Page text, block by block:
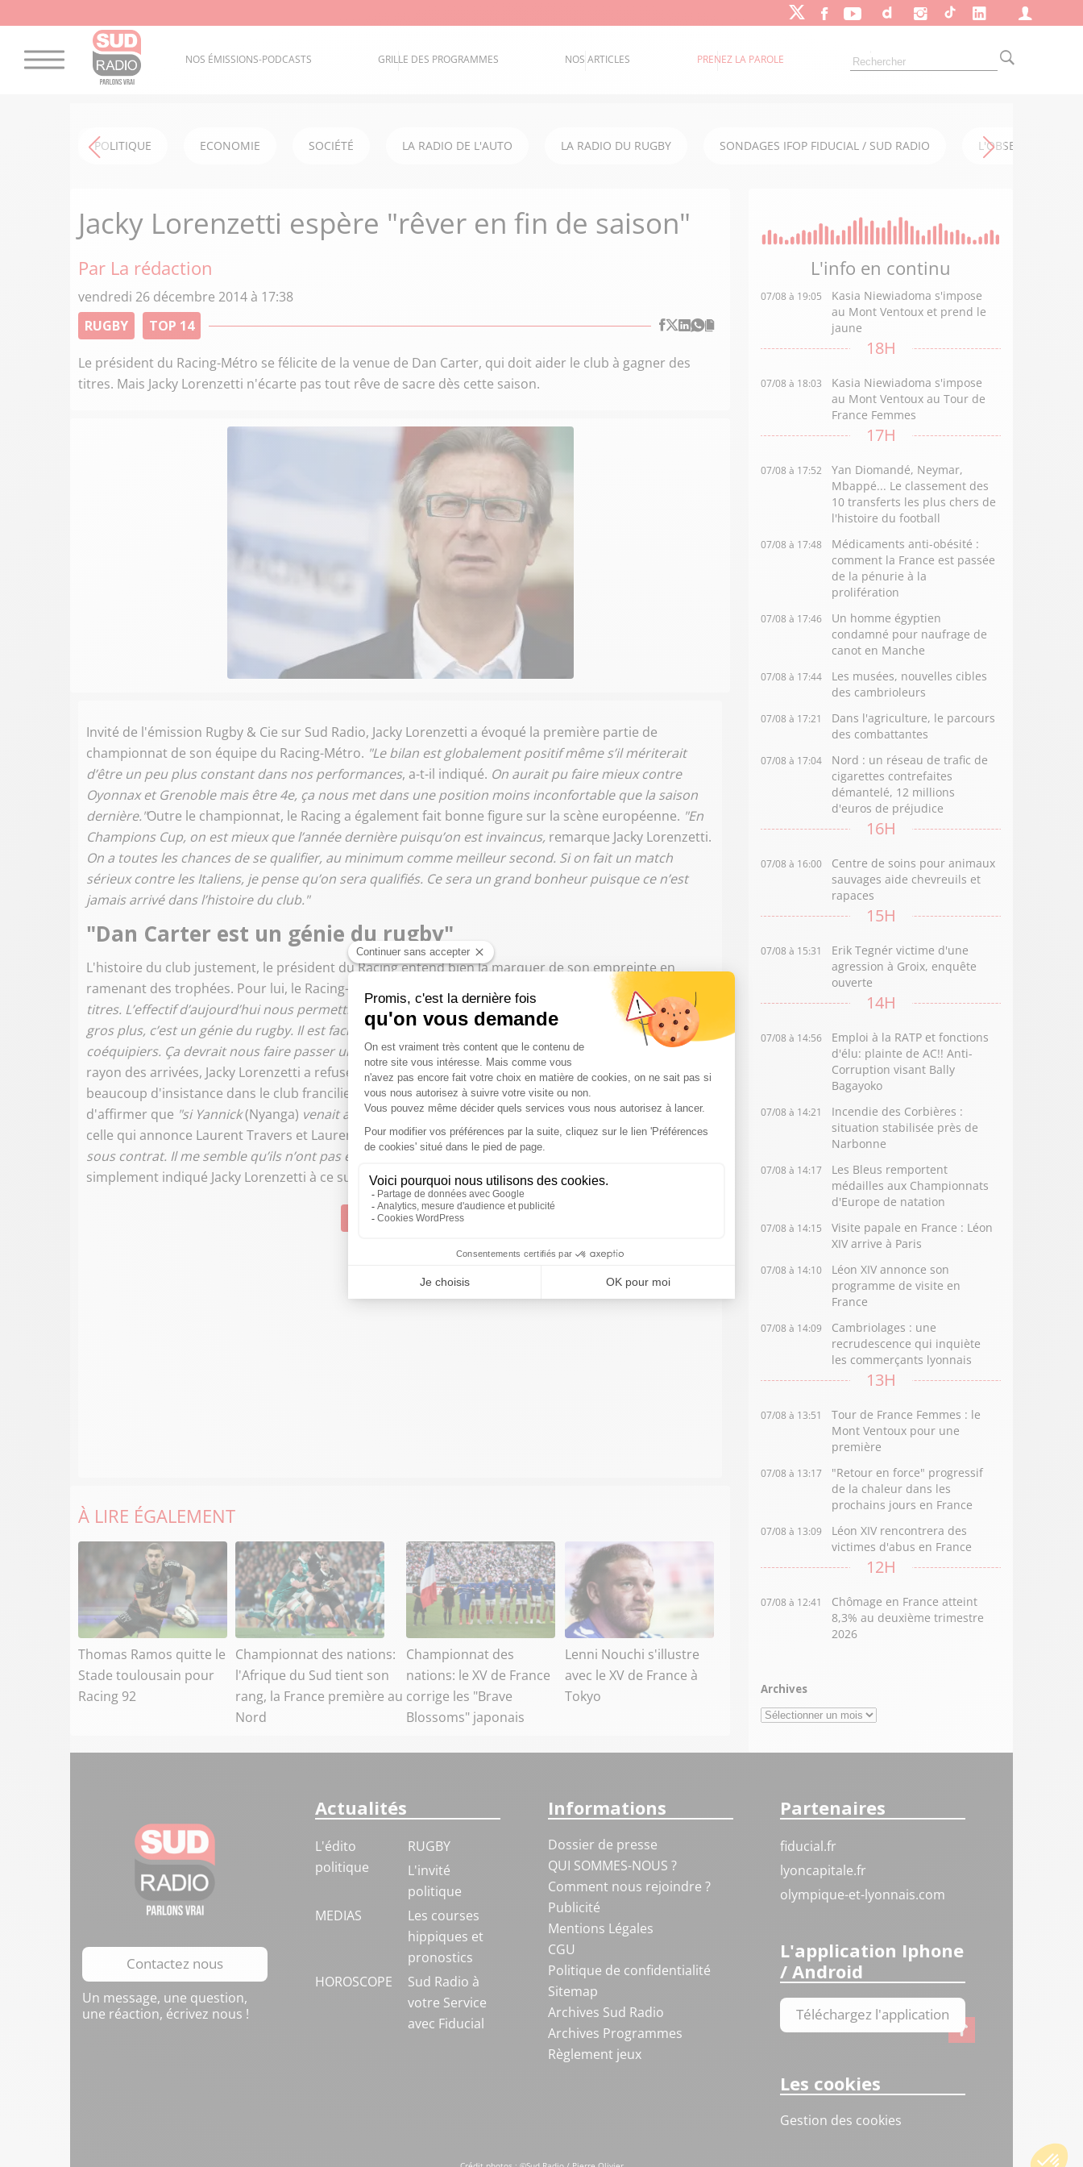
NOS ÉMISSIONS-PODCASTS GRILLE DES PROGRAMMES NOS ARTICLES PRENEZ LA PAROLE
POLITIQUE ECONOMIE SOCIÉTÉ LA RADIO DE L'AUTO LA RADIO DU RUGBY SONDAGES IFOP FIDUCIAL / SUD RADIO L'OBSERVATOIRE
Jacky Lorenzetti espère "rêver en fin de saison"
Par La rédaction
vendredi 26 décembre 2014 à 17:38
RUGBY
TOP 14
Le président du Racing-Métro se félicite de la venue de Dan Carter, qui doit aider le club à gagner des
titres. Mais Jacky Lorenzetti n'écarte pas tout rêve de sacre dès cette saison.
Invité de l'émission Rugby & Cie sur Sud Radio, Jacky Lorenzetti a évoqué la première partie de
championnat de son équipe du Racing-Métro. "Le bilan est globalement positif même s’il mériterait
d’être un peu plus constant dans nos performances, a-t-il indiqué. On aurait pu faire mieux contre
Oyonnax et Grenoble mais être 4e, ça nous met dans une position moins inconfortable que la saison
dernière."Outre le championnat, le Racing a également fait bonne figure sur la scène européenne. "En
Champions Cup, on est mieux que l’année dernière puisqu’on est invaincus, remarque Jacky Lorenzetti.
On a toutes les chances de se qualifier, au minimum comme meilleur second. Si on fait un match
sérieux contre les Italiens, je pense qu’on sera qualifiés. Ce sera un grand bonheur puisque ce n’est
jamais arrivé dans l’histoire du club."
"Dan Carter est un génie du rugby"
L'histoire du club justement, le président du Racing entend bien la marquer de son empreinte en
ramenant des trophées. Pour lui, le Racing-Métro redeviendra un grand club
"quand il gagnera des
titres. L’effectif d’aujourd’hui nous permettra peut-être de rêver en fin de saison. Mais Carter est un
gros plus, c’est un génie du rugby. Il est facile, déconcertant, il va lire le jeu de ses adversaires et de ses
coéquipiers. Ça devrait nous faire passer un stade supplémentaire et il nous fera beaucoup de bien."
rayon des arrivées, Jacky Lorenzetti a refusé de commenter la rumeur Yannick Nyanga, annoncé avec
beaucoup d'insistance dans le club francilien la saison prochaine. Le président s'est contenté
d'affirmer que "si Yannick(Nyanga) venait au Racing, ce serait une très bonne nouvelle." Autre rumeur,
celle qui annonce Laurent Travers et Laurent Labit à la tête de l'équipe de France."Nos coaches sont
sous contrat. Il me semble qu’ils n’ont pas encore fini leur boulot ici. On a un pacte ensemble",
simplement indiqué Jacky Lorenzetti à ce sujet.
Suivre Sud Radio
À LIRE ÉGALEMENT
Thomas Ramos quitte le
Stade toulousain pour
Racing 92
Championnat des nations:
l'Afrique du Sud tient son
rang, la France première au
Nord
Championnat des
nations: le XV de France
corrige les "Brave
Blossoms" japonais
Lenni Nouchi s'illustre
avec le XV de France à
Tokyo
L'info en continu
07/08 à 19:05
Kasia Niewiadoma s'impose
au Mont Ventoux et prend le
jaune
18H
07/08 à 18:03
Kasia Niewiadoma s'impose
au Mont Ventoux au Tour de
France Femmes
17H
07/08 à 17:52
Yan Diomandé, Neymar,
Mbappé... Le classement des
10 transferts les plus chers de
l'histoire du football
07/08 à 17:48
Médicaments anti-obésité :
comment la France est passée
de la pénurie à la
prolifération
07/08 à 17:46
Un homme égyptien
condamné pour naufrage de
canot en Manche
07/08 à 17:44
Les musées, nouvelles cibles
des cambrioleurs
07/08 à 17:21
Dans l'agriculture, le parcours
des combattantes
07/08 à 17:04
Nord : un réseau de trafic de
cigarettes contrefaites
démantelé, 12 millions
d'euros de préjudice
16H
07/08 à 16:00
Centre de soins pour animaux
sauvages aide chevreuils et
rapaces
15H
07/08 à 15:31
Erik Tegnér victime d'une
agression à Groix, enquête
ouverte
14H
07/08 à 14:56
Emploi à la RATP et fonctions
d'élu: plainte de AC!! Anti-
Corruption visant Bally
Bagayoko
07/08 à 14:21
Incendie des Corbières :
situation stabilisée près de
Narbonne
07/08 à 14:17
Les Bleus remportent
médailles aux Championnats
d'Europe de natation
07/08 à 14:15
Visite papale en France : Léon
XIV arrive à Paris
07/08 à 14:10
Léon XIV annonce son
programme de visite en
France
07/08 à 14:09
Cambriolages : une
recrudescence qui inquiète
les commerçants lyonnais
13H
07/08 à 13:51
Tour de France Femmes : le
Mont Ventoux pour une
première
07/08 à 13:17
"Retour en force" progressif
de la chaleur dans les
prochains jours en France
07/08 à 13:09
Léon XIV rencontrera des
victimes d'abus en France
12H
07/08 à 12:41
Chômage en France atteint
8,3% au deuxième trimestre
2026
Archives
Archives
Contactez nous
Un message, une question,
une réaction, écrivez nous !
Actualités
L'édito
politique
RUGBY
L'invité
politique
MEDIAS
Les courses
hippiques et
pronostics
HOROSCOPE
Sud Radio à
votre Service
avec Fiducial
Informations
Dossier de presse
QUI SOMMES-NOUS ?
Comment nous rejoindre ?
Publicité
Mentions Légales
CGU
Politique de confidentialité
Sitemap
Archives Sud Radio
Archives Programmes
Règlement jeux
Partenaires
fiducial.fr
lyoncapitale.fr
olympique-et-lyonnais.com
L'application Iphone
/ Android
Téléchargez l'application
Les cookies
Gestion des cookies